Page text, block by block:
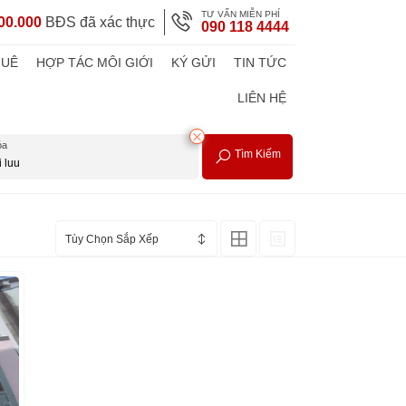
BĐS đã xác thực TƯ VẤN MIỄN PHÍ
090 118 4444
HỢP TÁC MÔI GIỚI KÝ GỬI TIN TỨC
LIÊN HỆ
Tìm Kiếm
Tùy Chọn Sắp Xếp